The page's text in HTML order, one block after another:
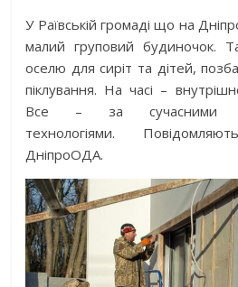
У Раївській громаді що на
малий груповий будиночок.
оселю для сиріт та дітей,
піклування. На часі –
Все – за сучасними
технологіями.
ДніпроОДА.